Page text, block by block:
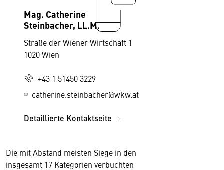
Mag. Catherine
Steinbacher, LL.M.
Straße der Wiener Wirtschaft 1
1020 Wien
+43 1 51450 3229
catherine.steinbacher@wkw.at
Detaillierte Kontaktseite
Die mit Abstand meisten Siege in den
insgesamt 17 Kategorien verbuchten